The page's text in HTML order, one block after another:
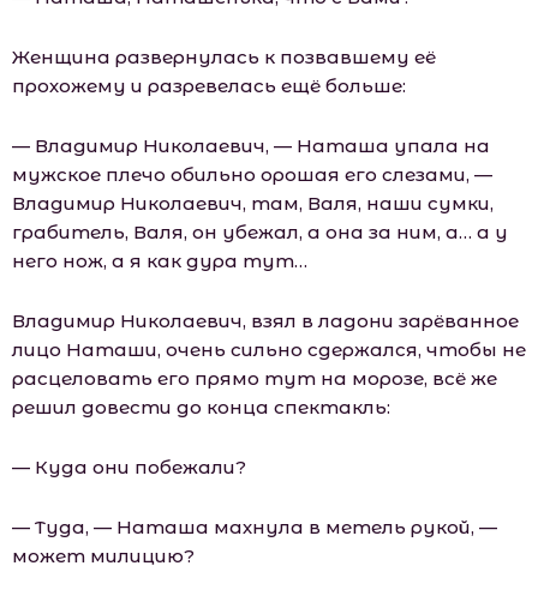
Женщина развернулась к позвавшему её
прохожему и разревелась ещё больше:
— Владимир Николаевич, — Наташа упала на
мужское плечо обильно орошая его слезами, —
Владимир Николаевич, там, Валя, наши сумки,
грабитель, Валя, он убежал, а она за ним, а… а у
него нож, а я как дура тут…
Владимир Николаевич, взял в ладони зарёванное
лицо Наташи, очень сильно сдержался, чтобы не
расцеловать его прямо тут на морозе, всё же
решил довести до конца спектакль:
— Куда они побежали?
— Туда, — Наташа махнула в метель рукой, —
может милицию?